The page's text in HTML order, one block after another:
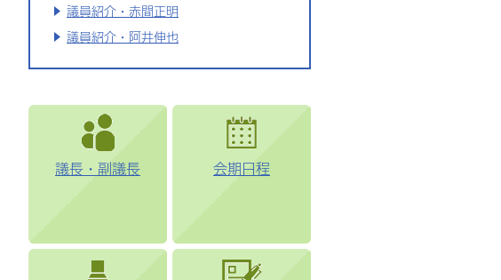
議員紹介・赤間正明
議員紹介・阿井伸也
議長・副議長 会期日程